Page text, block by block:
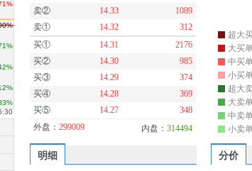
卖②
14.33
1089
卖①
14.32
312
买①
14.31
2176
买②
14.30
985
买③
14.29
374
买④
14.28
369
买⑤
14.27
348
外盘：299009 内盘：314494
超大
大买
中买
小买
超大
大卖
中卖
小卖
明细 分价